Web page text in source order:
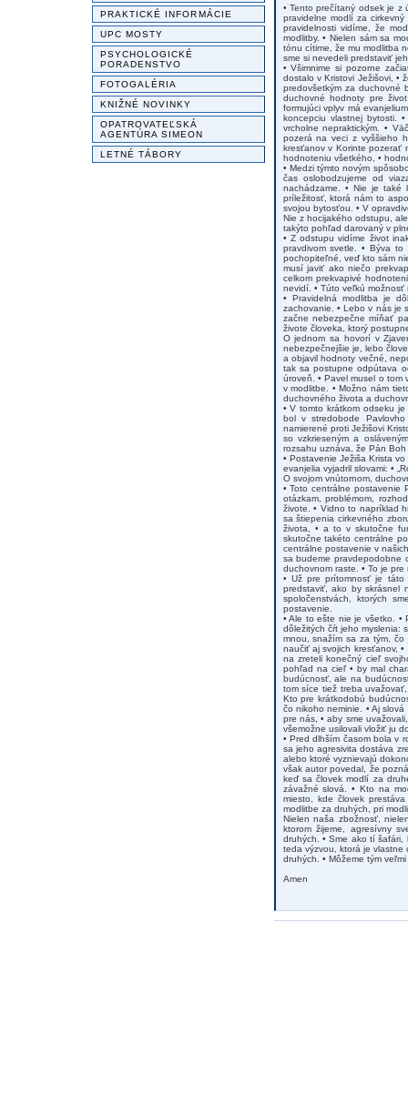
PRAKTICKÉ INFORMÁCIE
UPC MOSTY
PSYCHOLOGICKÉ
PORADENSTVO
FOTOGALÉRIA
KNIŽNÉ NOVINKY
OPATROVATEĽSKÁ
AGENTÚRA SIMEON
LETNÉ TÁBORY
• Tento prečítaný odsek je z
pravidelne modlí za
pravidelnosti vidíme, že
modlitby. • Nielen sám sa
tónu cítime, že mu modlitba
sme si nevedeli predstaviť
• Všimnime si pozorne
dostalo v Kristovi Ježišovi, •
predovšetkým za duchovné
duchovné hodnoty pre
formujúci vplyv má
koncepciu vlastnej bytosti.
vrcholne nepraktickým. •
pozerá na veci z vyššieho
kresťanov v Korinte pozerať
hodnoteniu všetkého, •
• Medzi týmto novým
čas oslobodzujeme od
nachádzame. • Nie je také
príležitosť, ktorá nám to
svojou bytosťou. • V
Nie z hocijakého odstupu,
takýto pohľad darovaný v
• Z odstupu vidíme život
pravdivom svetle. • Býva
pochopiteľné, veď kto sám
musí javiť ako niečo
celkom prekvapivé
nevidí. • Túto veľkú možnosť
• Pravidelná modlitba je
zachovanie. • Lebo v nás je
začne nebezpečne míňať
živote človeka, ktorý
O jednom sa hovorí v
nebezpečnejšie je, lebo
a objavil hodnoty večné,
tak sa postupne odpútava
úroveň. • Pavel musel o
v modlitbe. • Možno nám
duchovného života a
• V tomto krátkom odseku
bol v stredobode
namierené proti Ježišovi
so vzkrieseným a
rozsahu uznáva, že Pán
• Postavenie Ježiša Krista
evanjelia vyjadril slovami: •
O svojom vnútornom,
• Toto centrálne postavenie
otázkam, problémom,
živote. • Vidno to napríklad
sa štiepenia cirkevného
života, • a to v skutočne
skutočne takéto centrálne
centrálne postavenie v
sa budeme pravdepodobne
duchovnom raste. • To je
• Už pre prítomnosť je táto
predstaviť, ako by skrásnel
spoločenstvách, ktorých
postavenie.
• Ale to ešte nie je všetko. •
dôležitých čŕt jeho myslenia:
mnou, snažím sa za tým, čo
naučiť aj svojich kresťanov,
na zreteli konečný cieľ
pohľad na cieľ • by mal
budúcnosť, ale na
tom síce tiež treba
Kto pre krátkodobú
čo nikoho neminie. • Aj
pre nás, • aby sme
všemožne usilovali vložiť ju
• Pred dlhším časom bola v
sa jeho agresivita dostáva
alebo ktoré vyznievajú
však autor povedal, že
keď sa človek modlí za
závažné slová. • Kto na
miesto, kde človek
modlitbe za druhých, pri
Nielen naša zbožnosť,
ktorom žijeme, agresívny
druhých. • Sme ako tí
teda výzvou, ktorá je vlastne
druhých. • Môžeme tým
Amen